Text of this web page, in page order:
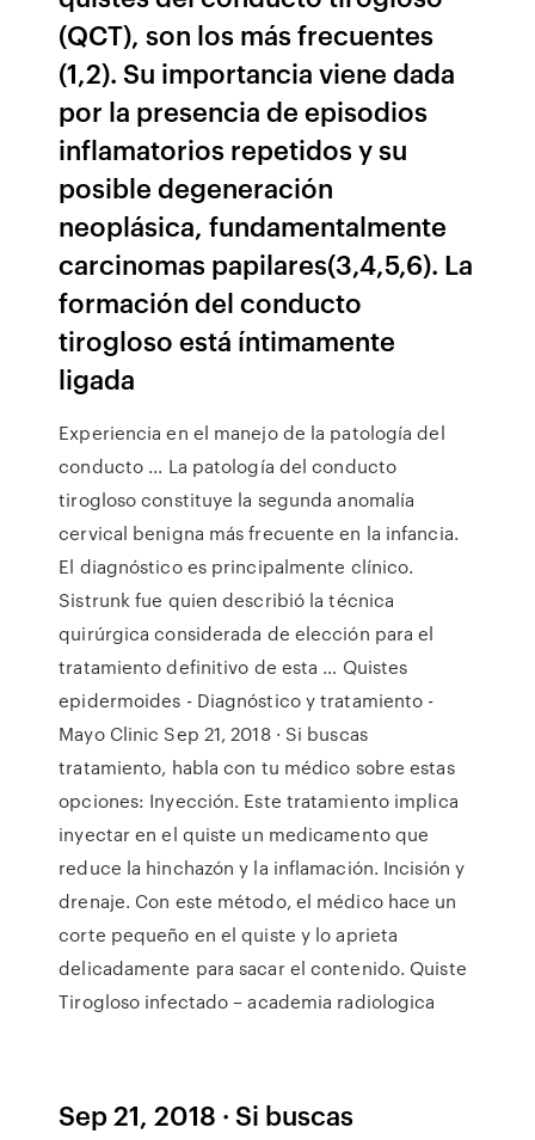
(QCT), son los más frecuentes
(1,2). Su importancia viene dada
por la presencia de episodios
inflamatorios repetidos y su
posible degeneración
neoplásica, fundamentalmente
carcinomas papilares(3,4,5,6). La
formación del conducto
tirogloso está íntimamente
ligada
Experiencia en el manejo de la patología del
conducto ... La patología del conducto
tirogloso constituye la segunda anomalía
cervical benigna más frecuente en la infancia.
El diagnóstico es principalmente clínico.
Sistrunk fue quien describió la técnica
quirúrgica considerada de elección para el
tratamiento definitivo de esta … Quistes
epidermoides - Diagnóstico y tratamiento -
Mayo Clinic Sep 21, 2018 · Si buscas
tratamiento, habla con tu médico sobre estas
opciones: Inyección. Este tratamiento implica
inyectar en el quiste un medicamento que
reduce la hinchazón y la inflamación. Incisión y
drenaje. Con este método, el médico hace un
corte pequeño en el quiste y lo aprieta
delicadamente para sacar el contenido. Quiste
Tirogloso infectado – academia radiologica
Sep 21, 2018 · Si buscas